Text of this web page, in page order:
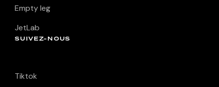
Empty leg
JetLab
SUIVEZ-NOUS
Tiktok